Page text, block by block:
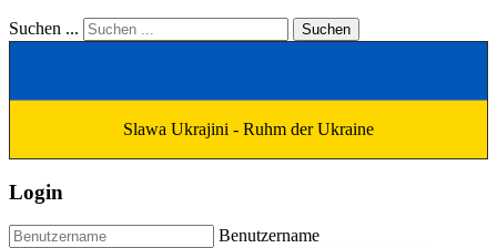
Suchen ... Suchen
Slawa Ukrajini - Ruhm der Ukraine
Login
Benutzername